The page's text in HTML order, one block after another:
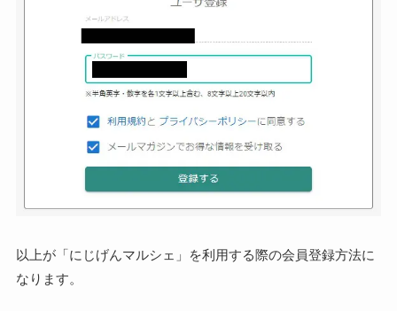
以上が「にじげんマルシェ」を利用する際の会員登録方法に
なります。